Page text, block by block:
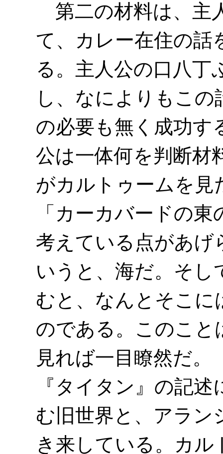
第二の材料は、主
て、カレー在住の話
る。主人公の口八丁
し、なによりもこ
の必要も無く成功す
公は一体何を判断材
がカルトゥームを
「カーカバードの
考えている点があげ
いうと、海だ。そし
むと、なんとそこ
のである。このこと
見れば一目瞭然だ。
『タイタン』の記
む旧世界と、アラン
き来している。カ